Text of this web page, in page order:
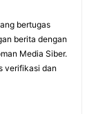
bertugas
berita dengan
Media Siber.
verifikasi dan